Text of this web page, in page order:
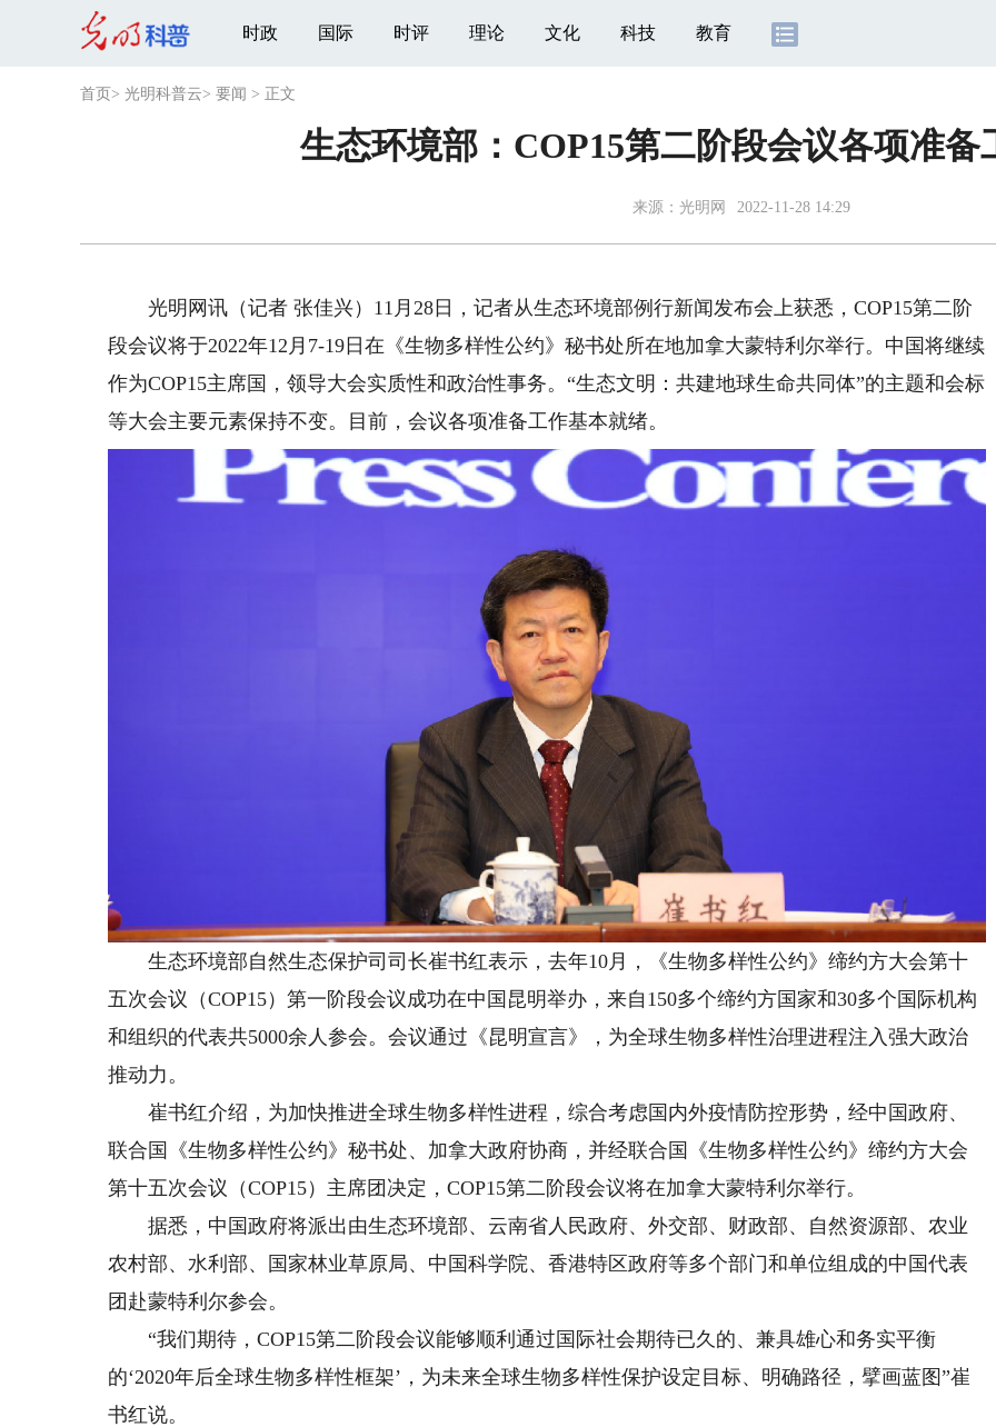
时政 国际 时评 理论 文化 科技 教育
首页 > 光明科普云> 要闻 > 正文
生态环境部：COP15第二阶段会议各项准备
来源： 光明网 2022-11-28 14:29
光明网讯（记者 张佳兴）11月28日，记者从生态环境部例行新闻发布会上获悉，COP15第二阶
段会议将于2022年12月7-19日在《生物多样性公约》秘书处所在地加拿大蒙特利尔举行。中国将继续
作为COP15主席国，领导大会实质性和政治性事务。“生态文明：共建地球生命共同体”的主题和会标
等大会主要元素保持不变。目前，会议各项准备工作基本就绪。​​
生态环境部自然生态保护司司长崔书红表示，去年10月，《生物多样性公约》缔约方大会第十
五次会议（COP15）第一阶段会议成功在中国昆明举办，来自150多个缔约方国家和30多个国际机构
和组织的代表共5000余人参会。会议通过《昆明宣言》，为全球生物多样性治理进程注入强大政治
推动力。
崔书红介绍，为加快推进全球生物多样性进程，综合考虑国内外疫情防控形势，经中国政府、
联合国《生物多样性公约》秘书处、加拿大政府协商，并经联合国《生物多样性公约》缔约方大会
第十五次会议（COP15）主席团决定，COP15第二阶段会议将在加拿大蒙特利尔举行。
据悉，中国政府将派出由生态环境部、云南省人民政府、外交部、财政部、自然资源部、农业
农村部、水利部、国家林业草原局、中国科学院、香港特区政府等多个部门和单位组成的中国代表
团赴蒙特利尔参会。
“我们期待，COP15第二阶段会议能够顺利通过国际社会期待已久的、兼具雄心和务实平衡
的‘2020年后全球生物多样性框架’，为未来全球生物多样性保护设定目标、明确路径，擘画蓝图”崔
书红说。